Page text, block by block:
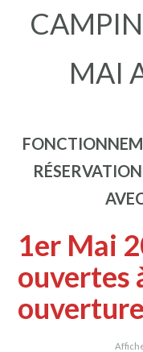
MAI
1er Mai
ouvertes